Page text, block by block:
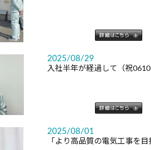
2025/08/29
入社半年が経過して（祝
2025/08/01
「より高品質の電気工事を